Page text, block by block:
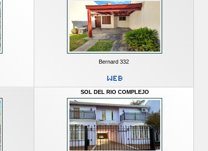
Bernard 332
SOL DEL RIO COMPLEJO